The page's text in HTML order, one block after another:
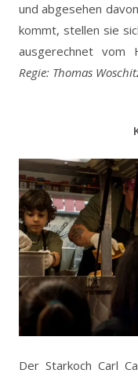
und abgesehen
kommt, stellen sie
ausgerechnet vom
Regie: Thomas
Der Starkoch Carl